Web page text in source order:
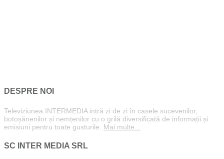
DESPRE NOI
Televiziunea INTERMEDIA intră zi de zi în casele sucevenilor,
botoșănenilor și nemțenilor cu o grilă diversificată de informații și
emisiuni pentru toate gusturile. Mai multe...
SC INTER MEDIA SRL